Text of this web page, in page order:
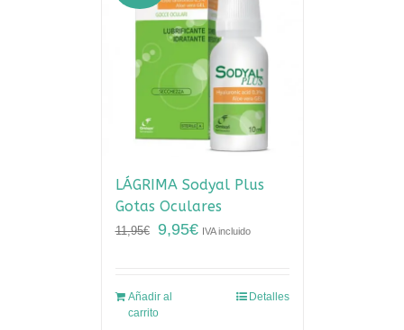
LÁGRIMA Sodyal Plus
Gotas Oculares
11,95€ 9,95€ IVA incluido
Añadir al
carrito
Detalles